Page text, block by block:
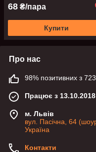
68 ₴/пара
Купити
Про нас
98% позитивних з 723
Працює з 13.10.2018
м. Львів
вул. Пасічна, 64
Україна
Контакти